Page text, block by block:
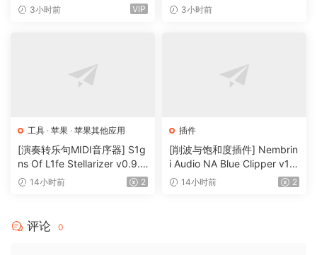
[MacOSX]（402.83MB）
3小时前 VIP
OSX]（ 823.17MB）
3小时前
工具 · 苹果 · 苹果其他应用
[演奏转乐句MIDI音序器] S1g
ns Of L1fe Stellarizer v0.9.1
BETA-ARCADiA [WiN, MacO
14小时前 2
插件
[削波与饱和度插件] Nembrin
i Audio NA Blue Clipper v1.
0.1 Incl Keygen-R2R [WiN]
14小时前 2
评论 0